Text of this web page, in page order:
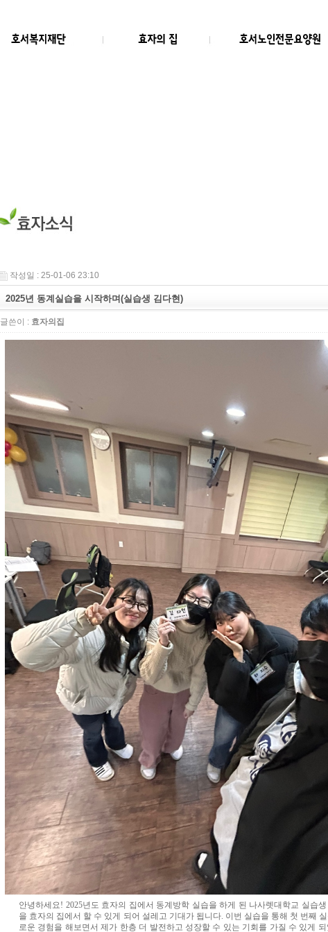
작성일 : 25-01-06 23:10
2025년 동계실습을 시작하며(실습생 김다현)
글쓴이 : 효자의집
안녕하세요! 2025년도 효자의 집에서 동계방학 실습을 하게 된 나사렛대학교 실습
을 효자의 집에서 할 수 있게 되어 설레고 기대가 됩니다. 이번 실습을 통해 첫 번째
로운 경험을 해보면서 제가 한층 더 발전하고 성장할 수 있는 기회를 가질 수 있게